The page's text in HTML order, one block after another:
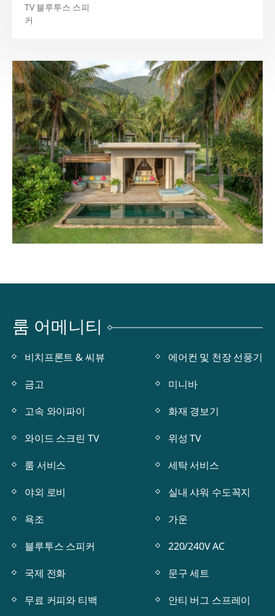
TV 블루투스 스피
커
룸 어메니티
비치프론트 & 씨뷰
에어컨 및 천장 선풍기
금고
미니바
고속 와이파이
화재 경보기
와이드 스크린 TV
위성 TV
룸 서비스
세탁 서비스
야외 로비
실내 샤워 수도꼭지
욕조
가운
블루투스 스피커
220/240V AC
국제 전화
문구 세트
무료 커피와 티백
안티 버그 스프레이